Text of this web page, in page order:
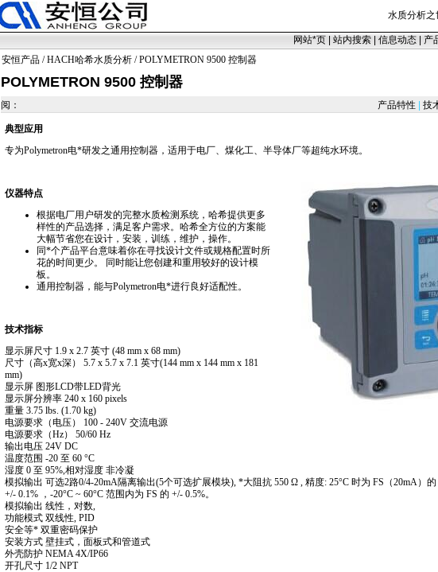
水质分析之
网站*页 站内搜索 信息动态 产
安恒产品 /HACH哈希水质分析 / POLYMETRON 9500 控制器
POLYMETRON 9500 控制器
阅： 产品特性 技
典型应用
专为Polymetron电*研发之通用控制器，适用于电厂、煤化工、半导体厂等超纯水环境。
仪器特点
根据电厂用户研发的完整水质检测系统，哈希提供更多
样性的产品选择，满足客户需求。哈希全方位的方案能
大幅节省您在设计，安装，训练，维护，操作。
同*个产品平台意味着你在寻找设计文件或规格配置时所
花的时间更少。 同时能让您创建和重用较好的设计模
板。
通用控制器，能与Polymetron电*进行良好适配性。
技术指标
显示屏尺寸 1.9 x 2.7 英寸 (48 mm x 68 mm)
尺寸（高x宽x深） 5.7 x 5.7 x 7.1 英寸(144 mm x 144 mm x 181
mm)
显示屏 图形LCD带LED背光
显示屏分辨率 240 x 160 pixels
重量 3.75 lbs. (1.70 kg)
电源要求（电压） 100 - 240V 交流电源
电源要求（Hz） 50/60 Hz
输出电压 24V DC
温度范围 -20 至 60 °C
湿度 0 至 95%,相对湿度 非冷凝
模拟输出 可选2路0/4-20mA隔离输出(5个可选扩展模块), *大阻抗 550 Ω , 精度: 25°C 时为 FS（20mA）的
+/- 0.1% ，-20°C ~ 60°C 范围内为 FS 的 +/- 0.5%。
模拟输出 线性，对数,
功能模式 双线性, PID
安全等* 双重密码保护
安装方式 壁挂式，面板式和管道式
外壳防护 NEMA 4X/IP66
开孔尺寸 1/2 NPT